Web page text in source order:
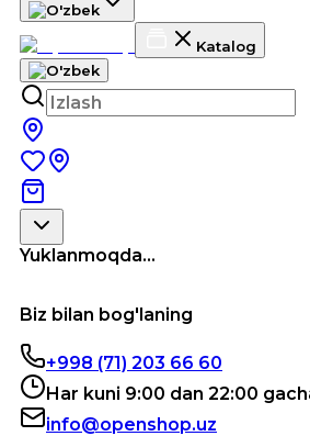
Katalog
Yuklanmoqda...
Biz bilan bog'laning
+998 (71) 203 66 60
Har kuni 9:00 dan 22:00
info@openshop.uz